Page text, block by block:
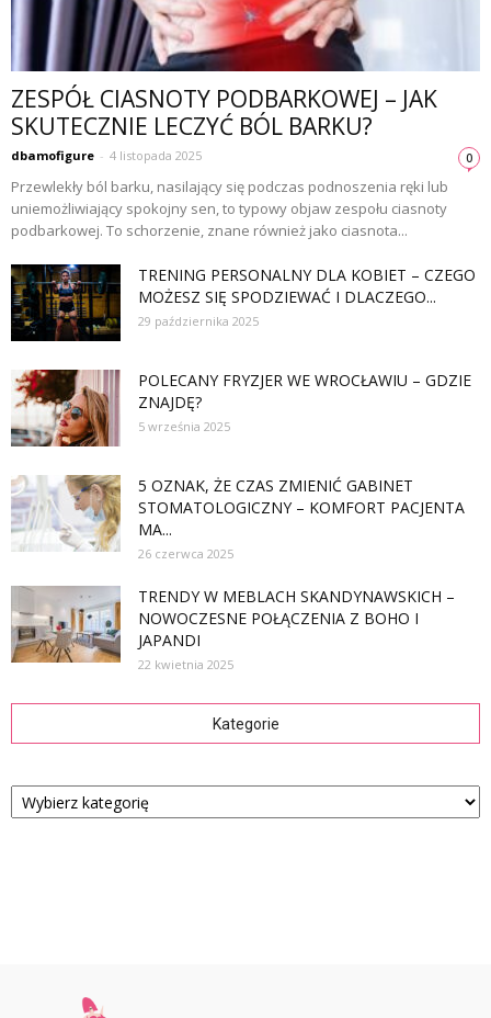
ZESPÓŁ CIASNOTY PODBARKOWEJ – JAK
SKUTECZNIE LECZYĆ BÓL BARKU?
dbamofigure - 4 listopada 2025 0
Przewlekły ból barku, nasilający się podczas podnoszenia ręki lub
uniemożliwiający spokojny sen, to typowy objaw zespołu ciasnoty
podbarkowej. To schorzenie, znane również jako ciasnota...
TRENING PERSONALNY DLA KOBIET – CZEGO
MOŻESZ SIĘ SPODZIEWAĆ I DLACZEGO...
29 października 2025
POLECANY FRYZJER WE WROCŁAWIU – GDZIE
ZNAJDĘ?
5 września 2025
5 OZNAK, ŻE CZAS ZMIENIĆ GABINET
STOMATOLOGICZNY – KOMFORT PACJENTA
MA...
26 czerwca 2025
TRENDY W MEBLACH SKANDYNAWSKICH –
NOWOCZESNE POŁĄCZENIA Z BOHO I
JAPANDI
22 kwietnia 2025
Kategorie
Kategorie